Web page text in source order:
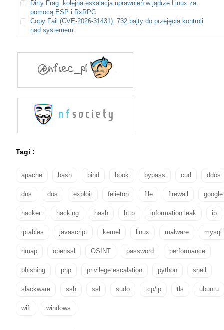
Dirty Frag: kolejna eskalacja uprawnień w jądrze Linux za
pomocą ESP i RxRPC
Copy Fail (CVE-2026-31431): 732 bajty do przejęcia kontroli
nad systemem
Tagi :
apache bash bind book bypass curl ddos
dns dos exploit felieton file firewall google
hacker hacking hash http information leak ip
iptables javascript kernel linux malware mysql
nmap openssl OSINT password performance
phishing php privilege escalation python shell
slackware ssh ssl sudo tcp/ip tls ubuntu
wifi windows